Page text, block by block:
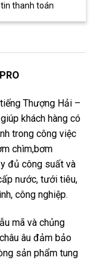
thanh toán
Thượng Hải –
khách hàng có
trong công việc
chìm,bơm
đủ công suất và
nước, tưới tiêu,
công nghiệp.
mã và chủng
âu đảm bảo
sản phẩm tung